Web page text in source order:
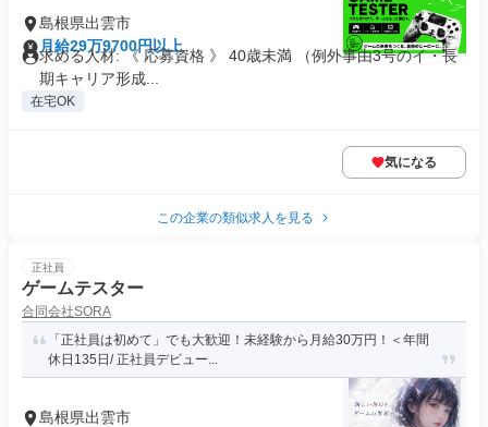
島根県出雲市
月給29万9700円以上
求める人材: 《 応募資格 》 40歳未満 （例外事由3号のイ・長
期キャリア形成...
在宅OK
気になる
この企業の類似求人を見る
正社員
ゲームテスター
合同会社SORA
「正社員は初めて」でも大歓迎！未経験から月給30万円！＜年間
休日135日/ 正社員デビュー...
島根県出雲市